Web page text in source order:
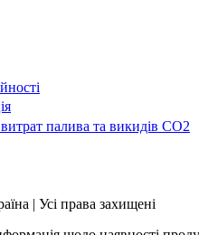
палива та викидів СО2
| Усі права захищені